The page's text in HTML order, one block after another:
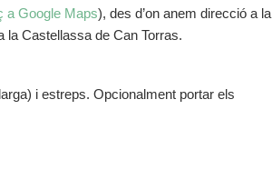
a Google Maps), des d’on anem direcció a la
la Castellassa de Can Torras.
i estreps. Opcionalment portar els